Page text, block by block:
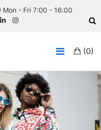
Mon - Fri 7:00 - 16:00
(0)